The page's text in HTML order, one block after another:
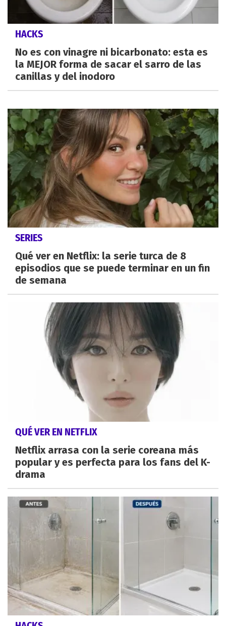
HACKS
No es con vinagre ni bicarbonato: esta es
la MEJOR forma de sacar el sarro de las
canillas y del inodoro
SERIES
Qué ver en Netflix: la serie turca de 8
episodios que se puede terminar en un fin
de semana
QUÉ VER EN NETFLIX
Netflix arrasa con la serie coreana más
popular y es perfecta para los fans del K-
drama